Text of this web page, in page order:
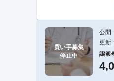
買い手募集
停止中
公開
更新
譲渡